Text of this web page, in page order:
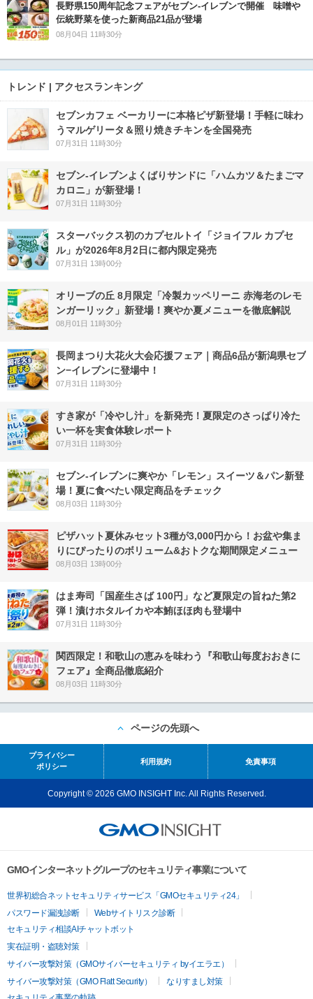
長野県150周年記念フェアがセブン-イレブンで開催 味噌や
伝統野菜を使った新商品21品が登場
08月04日 11時30分
トレンド | アクセスランキング
セブンカフェ ベーカリーに本格ピザ新登場！手軽に味わ
うマルゲリータ＆照り焼きチキンを全国発売
07月31日 11時30分
セブン‐イレブンよくばりサンドに「ハムカツ＆たまごマ
カロニ」が新登場！
07月31日 11時30分
スターバックス初のカプセルトイ「ジョイフル カプセ
ル」が2026年8月2日に都内限定発売
07月31日 13時00分
オリーブの丘 8月限定「冷製カッペリーニ 赤海老のレモ
ンガーリック」新登場！爽やか夏メニューを徹底解説
08月01日 11時30分
長岡まつり大花火大会応援フェア｜商品6品が新潟県セブ
ン−イレブンに登場中！
07月31日 11時30分
すき家が「冷やし汁」を新発売！夏限定のさっぱり冷た
い一杯を実食体験レポート
07月31日 11時30分
セブン‐イレブンに爽やか「レモン」スイーツ＆パン新登
場！夏に食べたい限定商品をチェック
08月03日 11時30分
ピザハット夏休みセット3種が3,000円から！お盆や集ま
りにぴったりのボリューム&おトクな期間限定メニュー
08月03日 13時00分
はま寿司「国産生さば 100円」など夏限定の旨ねた第2
弾！漬けホタルイカや本鮪ほほ肉も登場中
07月31日 11時30分
関西限定！和歌山の恵みを味わう『和歌山毎度おおきに
フェア』全商品徹底紹介
08月03日 11時30分
ページの先頭へ
プライバシー
ポリシー
利用規約 免責事項
Copyright © 2026 GMO INSIGHT Inc. All Rights Reserved.
GMOインターネットグループのセキュリティ事業について
世界初総合ネットセキュリティサービス「GMOセキュリティ24」
パスワード漏洩診断
Webサイトリスク診断
セキュリティ相談AIチャットボット
実在証明・盗聴対策
サイバー攻撃対策（GMOサイバーセキュリティ byイエラエ）
サイバー攻撃対策（GMO Flatt Security）
なりすまし対策